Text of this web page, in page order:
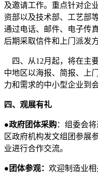
及邀请工作。重点针对企
资部以及技术部、工艺部
通过电话、邮件、电子传
后期采取信件和上门派发
四、从12月起，将在主
中地区以海报、简报、上
力和需求的中小型企业到
四、观展有礼
●政府团体采购：组委会
区政府机构发文组团参展
业进行合作交流。
●团体参观： 欢迎制造业